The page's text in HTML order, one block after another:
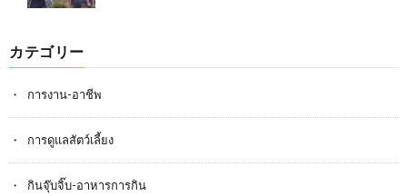
カテゴリー
การงาน-อาชีพ
การดูแลสัตว์เลี้ยง
กินจุ๊บจิ๊บ-อาหารการกิน